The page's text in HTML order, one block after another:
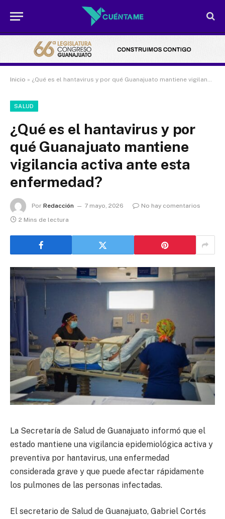
Inicio » ¿Qué es el hantavirus y por qué Guanajuato mantiene vigilancia activa ante esta enfermedad?
SALUD
¿Qué es el hantavirus y por
qué Guanajuato mantiene
vigilancia activa ante esta
enfermedad?
Por Redacción 7 mayo, 2026
No hay comentarios
2 Mins de lectura
La Secretaría de Salud de Guanajuato informó que el
estado mantiene una vigilancia epidemiológica activa y
preventiva por hantavirus, una enfermedad
considerada grave y que puede afectar rápidamente
los pulmones de las personas infectadas.
El secretario de Salud de Guanajuato, Gabriel Cortés